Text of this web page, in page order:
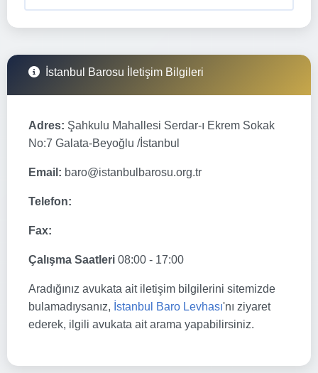
İstanbul Barosu İletişim Bilgileri
Adres: Şahkulu Mahallesi Serdar-ı Ekrem Sokak
No:7 Galata-Beyoğlu /İstanbul
Email: baro@istanbulbarosu.org.tr
Telefon:
Fax:
Çalışma Saatleri 08:00 - 17:00
Aradığınız avukata ait iletişim bilgilerini sitemizde
bulamadıysanız, İstanbul Baro Levhası'nı ziyaret
ederek, ilgili avukata ait arama yapabilirsiniz.